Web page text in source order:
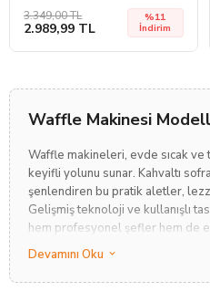
3.349,00 TL
2.989,99 TL
%11
İndirim
Waffle Makinesi
Waffle makineleri, evde sıcak ve
keyifli yolunu sunar. Kahvaltı
şenlendiren bu pratik aletler,
Gelişmiş teknoloji ve kullanışlı
hem profesyonel şefler hem de
hoşlanan herkes için idealdir.
Yüksek kaliteli waffle
Devamını Oku